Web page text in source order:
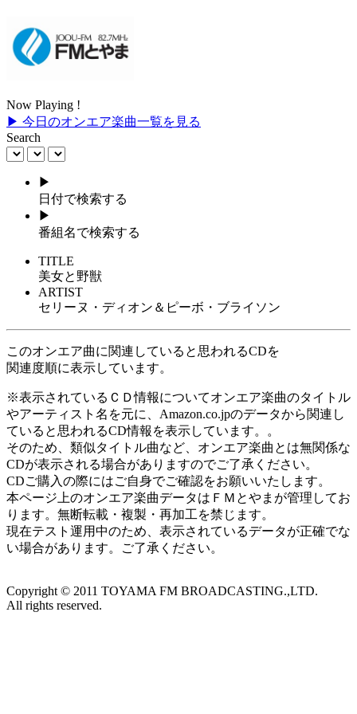
Now Playing !
▶ 今日のオンエア楽曲一覧を見る
Search
▶
日付で検索する
▶
番組名で検索する
TITLE
美女と野獣
ARTIST
セリーヌ・ディオン＆ピーボ・ブライソン
このオンエア曲に関連していると思われるCDを
関連度順に表示しています。
※表示されているＣＤ情報についてオンエア楽曲のタイトル
やアーティスト名を元に、Amazon.co.jpのデータから関連し
ていると思われるCD情報を表示しています。。
そのため、類似タイトル曲など、オンエア楽曲とは無関係な
CDが表示される場合がありますのでご了承ください。
CDご購入の際にはご自身でご確認をお願いいたします。
本ページ上のオンエア楽曲データはＦＭとやまが管理してお
ります。無断転載・複製・再加工を禁じます。
現在テスト運用中のため、表示されているデータが正確でな
い場合があります。ご了承ください。
Copyright © 2011 TOYAMA FM BROADCASTING.,LTD.
All rights reserved.